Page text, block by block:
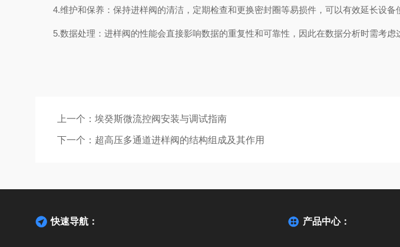
4.维护和保养：保持进样阀的清洁，定期检查和更换密封圈等易损件，可以有效延长设备
5.数据处理：进样阀的性能会直接影响数据的重复性和可靠性，因此在数据分析时需考虑
上一个： 埃癸斯微流控阀安装与调试指南
下一个： 超高压多通道进样阀的结构组成及其作用
快速导航： 产品中心：